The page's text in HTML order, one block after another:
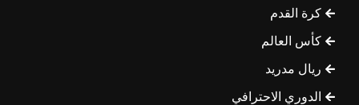
كرة القدم
كأس العالم
ريال مدريد
الدوري الاحترافي